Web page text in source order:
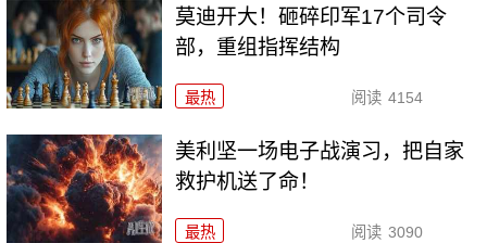
莫迪开大！砸碎印军17个司令
部，重组指挥结构
最热 阅读 4154
美利坚一场电子战演习，把自家
救护机送了命！
最热 阅读 3090